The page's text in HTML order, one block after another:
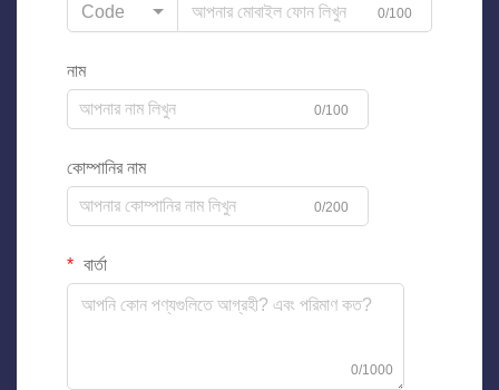
Code
0/100
নাম
0/100
কোম্পানির নাম
0/200
বার্তা
0/1000